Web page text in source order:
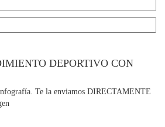
DEPORTIVO CON
Te la enviamos DIRECTAMENTE